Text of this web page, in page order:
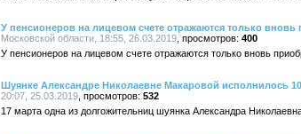
У пенсионеров на лицевом счете отражаются только
Московской области, 18:55, 26.03.2019
400
У пенсионеров на лицевом счете отражаются только вновь
Шуянке Александре Николаевне Макаровой исполнилось
20:07, 25.03.2019
532
17 марта одна из долгожительниц шуянка Александра